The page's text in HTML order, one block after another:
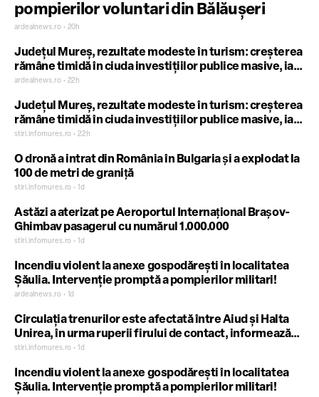
pompierilor voluntari din Bălăușeri
ardealnews.ro • 20h
Județul Mureș, rezultate modeste în turism: creșterea
rămâne timidă în ciuda investițiilor publice masive, iar
Sighișoara este doar pe locul 3!
ardealnews.ro • 22h
Județul Mureș, rezultate modeste în turism: creșterea
rămâne timidă în ciuda investițiilor publice masive, iar
Sighișoara este doar pe locul 3!
stiri.infomures.ro • 22h
O dronă a intrat din România în Bulgaria şi a explodat la
100 de metri de graniţă
stiri.infomures.ro • 1d
Astăzi a aterizat pe Aeroportul Internaţional Braşov-
Ghimbav pasagerul cu numărul 1.000.000
stiri.infomures.ro • 1d
Incendiu violent la anexe gospodărești în localitatea
Șăulia. Intervenție promptă a pompierilor militari!
ardealnews.ro • 1d
Circulația trenurilor este afectată între Aiud și Halta
Unirea, în urma ruperii firului de contact, informează
compania CFR SA
stiri.infomures.ro • 1d
Incendiu violent la anexe gospodărești în localitatea
Șăulia. Intervenție promptă a pompierilor militari!